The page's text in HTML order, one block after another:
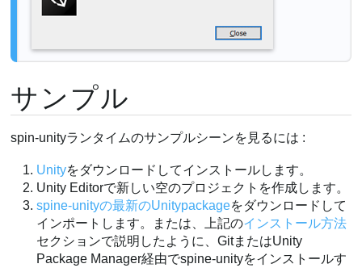
サンプル
spin-unityランタイムのサンプルシーンを見るには :
Unityをダウンロードしてインストールします。
Unity Editorで新しい空のプロジェクトを作成します。
spine-unityの最新のUnitypackageをダウンロードして
インポートします。または、上記のインストール方法
セクションで説明したように、GitまたはUnity
Package Manager経由でspine-unityをインストールす